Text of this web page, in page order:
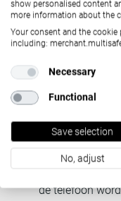
Door de pandemie
contactloze en
wanneer in-person
transacties afnemen,
apparaten en kanalen
Sterke
Iets wat de
wachtwoorden,
Iets dat de
de telefoon
show personalised content
more information about the
Your consent and the cookie
including:
Necessary
Functional
Save selection
No, adjust